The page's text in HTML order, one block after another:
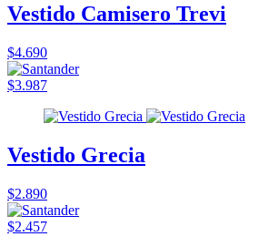
Vestido Camisero Trevi
$4.690
$3.987
Vestido Grecia
$2.890
$2.457